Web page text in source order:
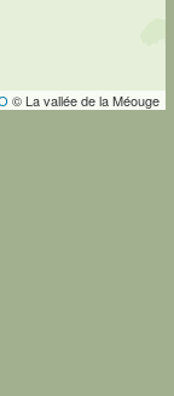
© La vallée de la Méouge